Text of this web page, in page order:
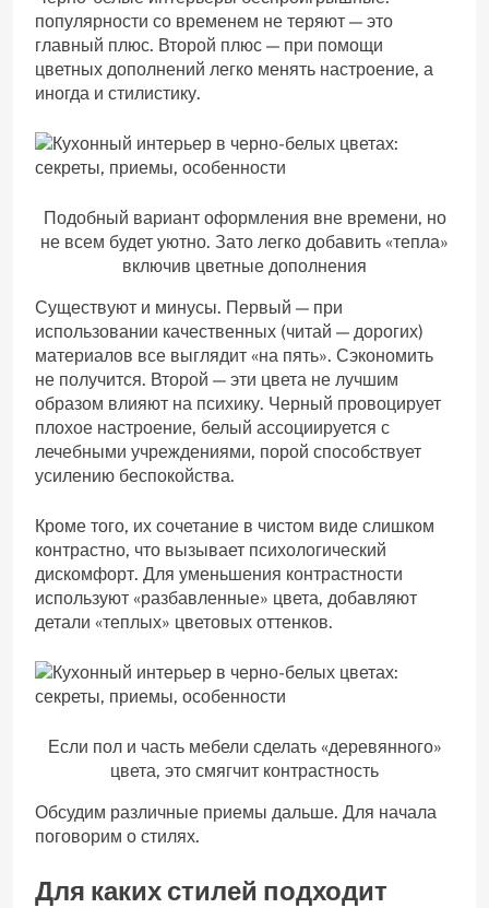
популярности со временем не теряют — это
главный плюс. Второй плюс — при помощи
цветных дополнений легко менять настроение, а
иногда и стилистику.
Подобный вариант оформления вне времени, но
не всем будет уютно. Зато легко добавить «тепла»
включив цветные дополнения
Существуют и минусы. Первый — при
использовании качественных (читай — дорогих)
материалов все выглядит «на пять». Сэкономить
не получится. Второй — эти цвета не лучшим
образом влияют на психику. Черный провоцирует
плохое настроение, белый ассоциируется с
лечебными учреждениями, порой способствует
усилению беспокойства.
Кроме того, их сочетание в чистом виде слишком
контрастно, что вызывает психологический
дискомфорт. Для уменьшения контрастности
используют «разбавленные» цвета, добавляют
детали «теплых» цветовых оттенков.
Если пол и часть мебели сделать «деревянного»
цвета, это смягчит контрастность
Обсудим различные приемы дальше. Для начала
поговорим о стилях.
Для каких стилей подходит